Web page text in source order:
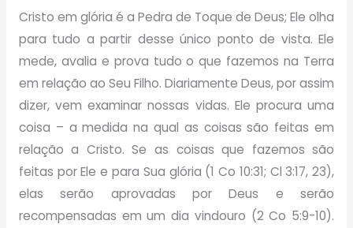
Cristo em glória é a Pedra de Toque de Deus; Ele olha
para tudo a partir desse único ponto de vista. Ele
mede, avalia e prova tudo o que fazemos na Terra
em relação ao Seu Filho. Diariamente Deus, por assim
dizer, vem examinar nossas vidas. Ele procura uma
coisa – a medida na qual as coisas são feitas em
relação a Cristo. Se as coisas que fazemos são
feitas por Ele e para Sua glória (1 Co 10:31; Cl 3:17,23),
elas serão aprovadas por Deus e serão
recompensadas em um dia vindouro (2 Co 5:9-10).